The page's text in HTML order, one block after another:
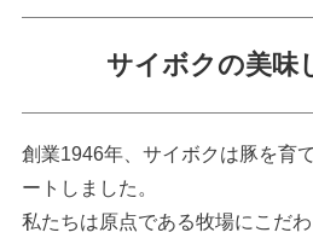
サイボクの美味
創業1946年、サイボクは豚を育
ートしました。
私たちは原点である牧場にこだ